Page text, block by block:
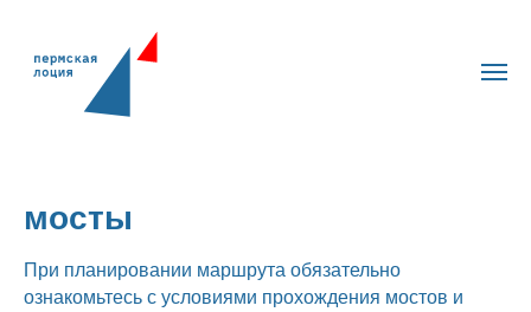
мосты
При планировании маршрута обязательно
ознакомьтесь с условиями прохождения мостов и